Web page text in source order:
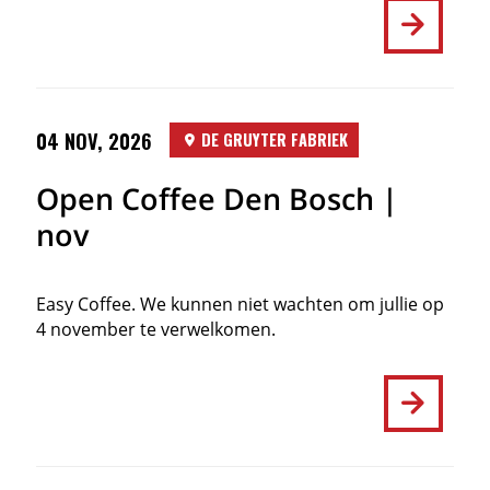
04 NOV, 2026 DE GRUYTER FABRIEK
Open Coffee Den Bosch |
nov
Easy Coffee. We kunnen niet wachten om jullie op
4 november te verwelkomen.